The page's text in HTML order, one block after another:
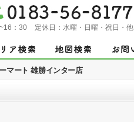
：30 定休日： 水曜・日曜・祝日・他
マート 雄勝インター店